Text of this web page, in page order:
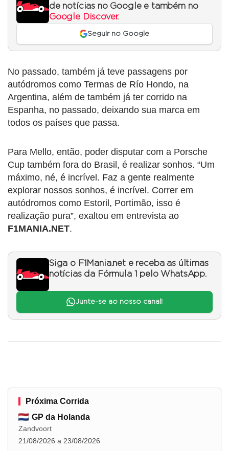
de notícias no Google e também no
Google Discover.
Seguir no Google
No passado, também já teve passagens por
autódromos como Termas de Río Hondo, na
Argentina, além de também já ter corrido na
Espanha, no passado, deixando sua marca em
todos os países que passa.
Para Mello, então, poder disputar com a Porsche
Cup também fora do Brasil, é realizar sonhos. “Um
máximo, né, é incrível. Faz a gente realmente
explorar nossos sonhos, é incrível. Correr em
autódromos como Estoril, Portimão, isso é
realização pura”, exaltou em entrevista ao
F1MANIA.NET.
Siga o F1Mania.net e receba as últimas
notícias da Fórmula 1 pelo WhatsApp.
Junte-se ao nosso canal!
Próxima Corrida
GP da Holanda
Zandvoort
21/08/2026 a 23/08/2026